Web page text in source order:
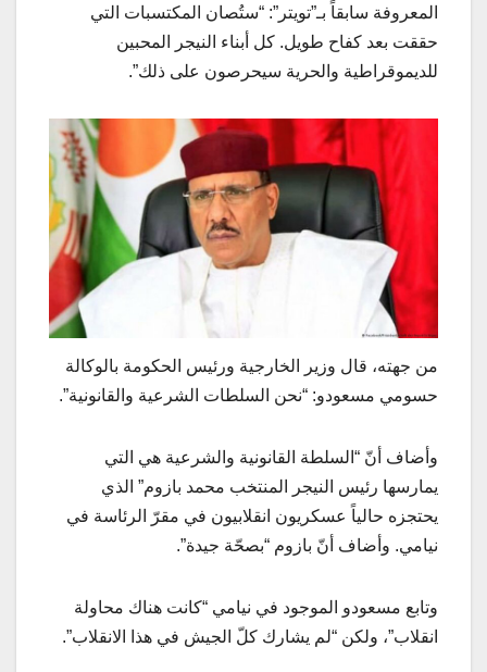
المعروفة سابقاً بـ”تويتر”: “ستُصان المكتسبات التي
حققت بعد كفاح طويل. كل أبناء النيجر المحبين
للديموقراطية والحرية سيحرصون على ذلك”.
من جهته، قال وزير الخارجية ورئيس الحكومة بالوكالة
حسومي مسعودو: “نحن السلطات الشرعية والقانونية”.
وأضاف أنّ “السلطة القانونية والشرعية هي التي
يمارسها رئيس النيجر المنتخب محمد بازوم” الذي
يحتجزه حالياً عسكريون انقلابيون في مقرّ الرئاسة في
نيامي. وأضاف أنّ بازوم “بصحّة جيدة”.
وتابع مسعودو الموجود في نيامي “كانت هناك محاولة
انقلاب”، ولكن “لم يشارك كلّ الجيش في هذا الانقلاب”.